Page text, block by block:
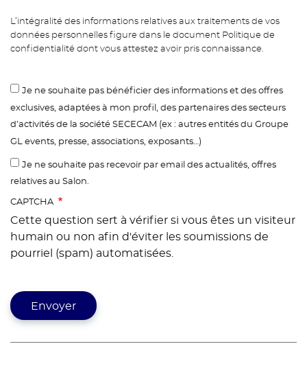
L’intégralité des informations relatives aux traitements de vos
données personnelles figure dans le document Politique de
confidentialité dont vous attestez avoir pris connaissance.
Je ne souhaite pas bénéficier des informations et des offres
exclusives, adaptées à mon profil, des partenaires des secteurs
d’activités de la société SECECAM (ex : autres entités du Groupe
GL events, presse, associations, exposants…)
Je ne souhaite pas recevoir par email des actualités, offres
relatives au Salon.
CAPTCHA
Cette question sert à vérifier si vous êtes un visiteur
humain ou non afin d'éviter les soumissions de
pourriel (spam) automatisées.